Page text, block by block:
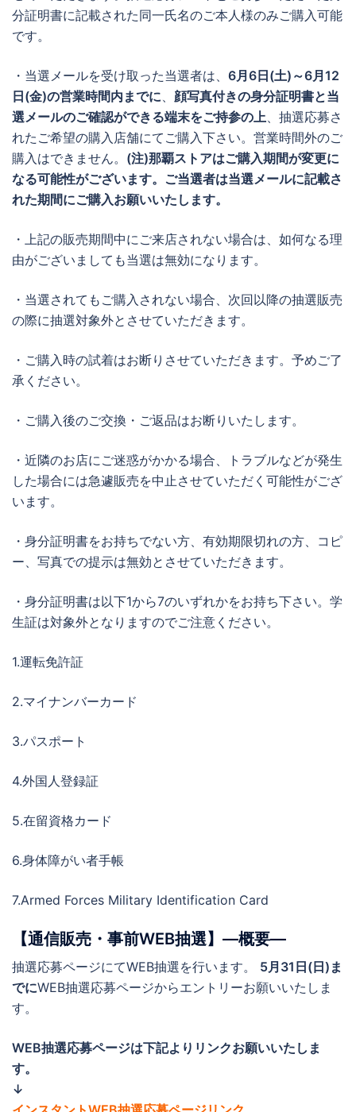
分証明書に記載された同一氏名のご本人様のみご購入可能
です。
・当選メールを受け取った当選者は、 6月6日(土)～6月12
日(金)の営業時間内までに、 顔写真付きの身分証明書と当
選メールのご確認ができる端末をご持参の上、抽選応募さ
れたご希望の購入店舗にてご購入下さい。営業時間外のご
購入はできません。 (注)那覇ストアはご購入期間が変更に
なる可能性がございます。ご当選者は当選メールに記載さ
れた期間にご購入お願いいたします。
・上記の販売期間中にご来店されない場合は、如何なる理
由がございましても当選は無効になります。
・当選されてもご購入されない場合、次回以降の抽選販売
の際に抽選対象外とさせていただきます。
・ご購入時の試着はお断りさせていただきます。予めご了
承ください。
・ご購入後のご交換・ご返品はお断りいたします。
・近隣のお店にご迷惑がかかる場合、トラブルなどが発生
した場合には急遽販売を中止させていただく可能性がござ
います。
・身分証明書をお持ちでない方、有効期限切れの方、コピ
ー、写真での提示は無効とさせていただきます。
・身分証明書は以下1から7のいずれかをお持ち下さい。学
生証は対象外となりますのでご注意ください。
1.運転免許証
2.マイナンバーカード
3.パスポート
4.外国人登録証
5.在留資格カード
6.身体障がい者手帳
7.Armed Forces Military Identification Card
【通信販売・事前WEB抽選】―概要―
抽選応募ページにてWEB抽選を行います。 5月31日(日)ま
でにWEB抽選応募ページからエントリーお願いいたしま
す。
WEB抽選応募ページは下記よりリンクお願いいたしま
す。
↓